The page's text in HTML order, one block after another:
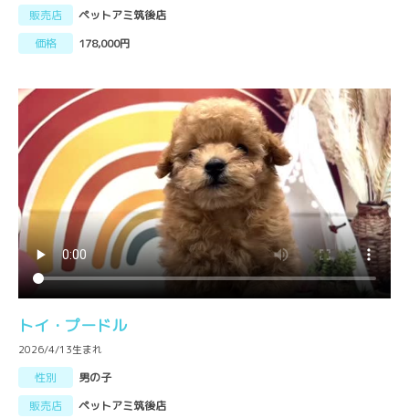
販売店
ペットアミ筑後店
価格
178,000円
トイ・プードル
2026/4/13生まれ
性別
男の子
販売店
ペットアミ筑後店